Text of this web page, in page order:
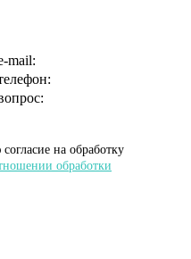
mail:
на обработку
обработки